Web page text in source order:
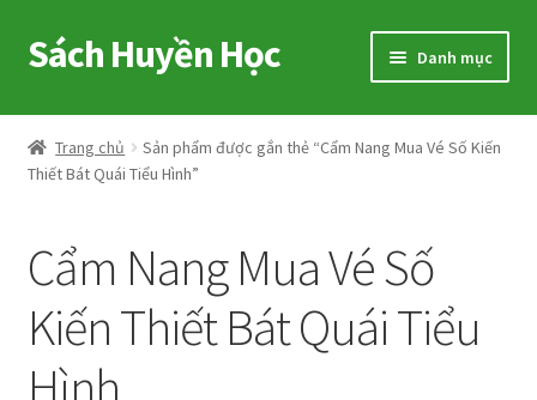
Đi
đến
hướng
Chuyển
đến
dung
Sách Huyền Học Danh mục
Home
Sitemap
Voucher
Hướng Dẫn
Trang chủ
Sản phẩm được gắn thẻ “Cẩm Nang Mua Vé Số Kiến
Thiết Bát Quái Tiểu Hình”
Cẩm Nang Mua Vé Số
Kiến Thiết Bát Quái Tiểu
Hình